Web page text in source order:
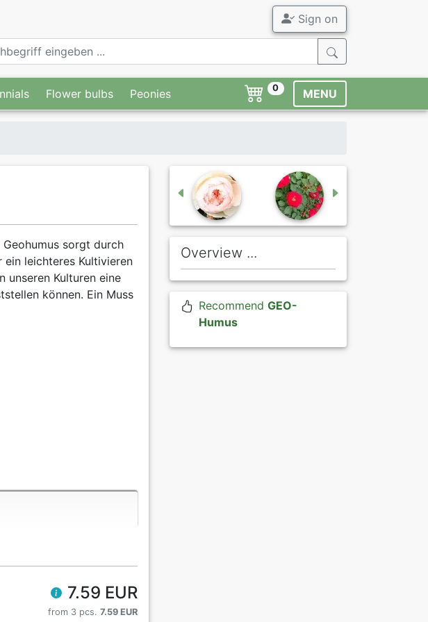
Sign on
Flower bulbs Peonies 0 MENU
sorgt durch
leichteres Kultivieren
unseren Kulturen eine
können. Ein Muss
7.59 EUR
from 3 pcs. 7.59 EUR
Overview ...
Recommend GEO-
Humus